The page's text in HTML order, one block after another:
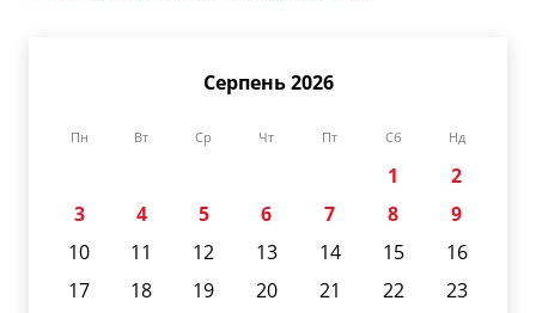
Серпень 2026
Пн Вт Ср Чт Пт Сб Нд
1
2
3
4 5 6 7 8
9
10
11 12 13 14 15
16
17
18 19 20 21 22
23